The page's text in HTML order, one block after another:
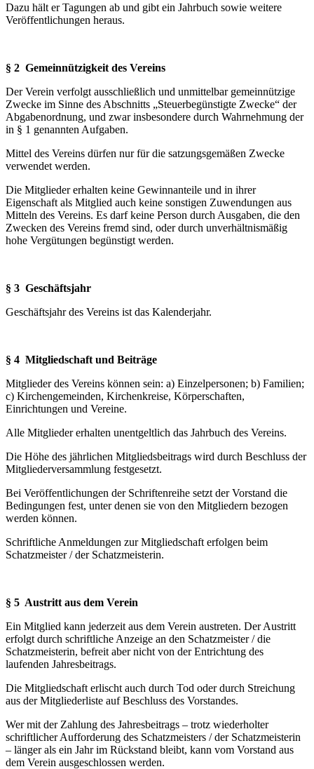
Dazu hält er Tagungen ab und gibt ein Jahrbuch sowie weitere
Veröffentlichungen heraus.
§ 2 Gemeinnützigkeit des Vereins
Der Verein verfolgt ausschließlich und unmittelbar gemeinnützige
Zwecke im Sinne des Ab­schnitts „Steuerbegünstigte Zwecke“ der
Abgabenordnung, und zwar insbesondere durch Wahrnehmung der
in § 1 genannten Aufgaben.
Mittel des Vereins dürfen nur für die satzungsgemäßen Zwecke
verwendet werden.
Die Mitglieder erhalten keine Gewinnanteile und in ihrer
Eigenschaft als Mitglied auch keine sonstigen Zuwendungen aus
Mitteln des Vereins. Es darf keine Person durch Ausgaben, die den
Zwecken des Vereins fremd sind, oder durch unverhältnismäßig
hohe Vergütungen begünstigt werden.
§ 3 Geschäftsjahr
Geschäftsjahr des Vereins ist das Kalenderjahr.
§ 4 Mitgliedschaft und Beiträge
Mitglieder des Vereins können sein: a) Einzelpersonen; b) Familien;
c) Kirchengemeinden, Kirchenkreise, Körperschaften,
Einrichtungen und Vereine.
Alle Mitglieder erhalten unentgeltlich das Jahrbuch des Vereins.
Die Höhe des jährlichen Mitgliedsbeitrags wird durch Beschluss der
Mitgliederversammlung festgesetzt.
Bei Veröffentlichungen der Schriftenreihe setzt der Vorstand die
Bedingungen fest, unter denen sie von den Mitgliedern bezogen
werden können.
Schriftliche Anmeldungen zur Mitgliedschaft erfolgen beim
Schatzmeister / der Schatzmeis­terin.
§ 5 Austritt aus dem Verein
Ein Mitglied kann jederzeit aus dem Verein austreten. Der Austritt
erfolgt durch schriftliche Anzeige an den Schatzmeister / die
Schatzmeisterin, befreit aber nicht von der Entrichtung des
laufenden Jahresbeitrags.
Die Mitgliedschaft erlischt auch durch Tod oder durch Streichung
aus der Mitgliederliste auf Beschluss des Vorstandes.
Wer mit der Zahlung des Jahresbeitrags – trotz wiederholter
schriftlicher Aufforderung des Schatzmeisters / der Schatzmeisterin
– länger als ein Jahr im Rückstand bleibt, kann vom Vor­stand aus
dem Verein ausgeschlossen werden.